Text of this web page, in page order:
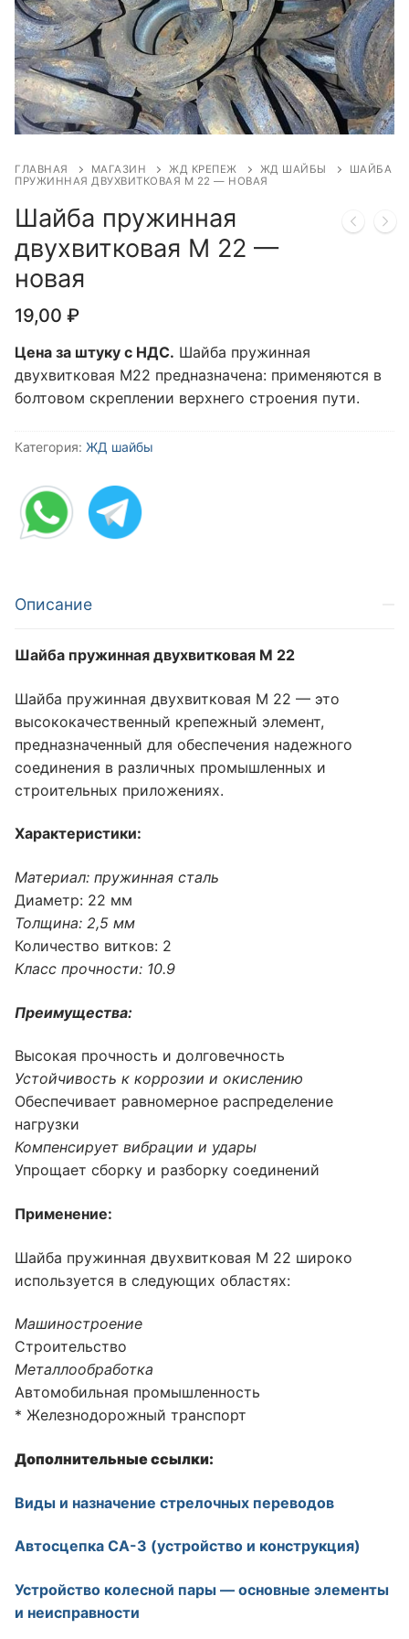
ГЛАВНАЯ МАГАЗИН ЖД КРЕПЕЖ ЖД ШАЙБЫ
ШАЙБА
ПРУЖИННАЯ ДВУХВИТКОВАЯ М 22 — НОВАЯ
Шайба пружинная
двухвитковая М 22 —
новая
19,00 ₽
Цена за штуку с НДС. Шайба пружинная
двухвитковая М22 предназначена: применяются в
болтовом скреплении верхнего строения пути.
Категория: ЖД шайбы
Описание
Шайба пружинная двухвитковая М 22
Шайба пружинная двухвитковая М 22 — это
высококачественный крепежный элемент,
предназначенный для обеспечения надежного
соединения в различных промышленных и
строительных приложениях.
Характеристики:
Материал: пружинная сталь
Диаметр: 22 мм
Толщина: 2,5 мм
Количество витков: 2
Класс прочности: 10.9
Преимущества:
Высокая прочность и долговечность
Устойчивость к коррозии и окислению
Обеспечивает равномерное распределение
нагрузки
Компенсирует вибрации и удары
Упрощает сборку и разборку соединений
Применение:
Шайба пружинная двухвитковая М 22 широко
используется в следующих областях:
Машиностроение
Строительство
Металлообработка
Автомобильная промышленность
* Железнодорожный транспорт
Дополнительные ссылки:
Виды и назначение стрелочных переводов
Автосцепка СА-3 (устройство и конструкция)
Устройство колесной пары — основные элементы
и неисправности